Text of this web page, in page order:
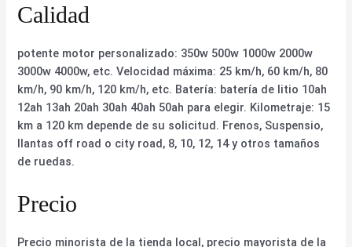
Calidad
potente motor personalizado: 350w 500w 1000w 2000w
3000w 4000w, etc. Velocidad máxima: 25 km/h, 60 km/h, 80
km/h, 90 km/h, 120 km/h, etc. Batería: batería de litio 10ah
12ah 13ah 20ah 30ah 40ah 50ah para elegir. Kilometraje: 15
km a 120 km depende de su solicitud. Frenos, Suspensio,
llantas off road o city road, 8, 10, 12, 14 y otros tamaños
de ruedas.
Precio
Precio minorista de la tienda local, precio mayorista de la